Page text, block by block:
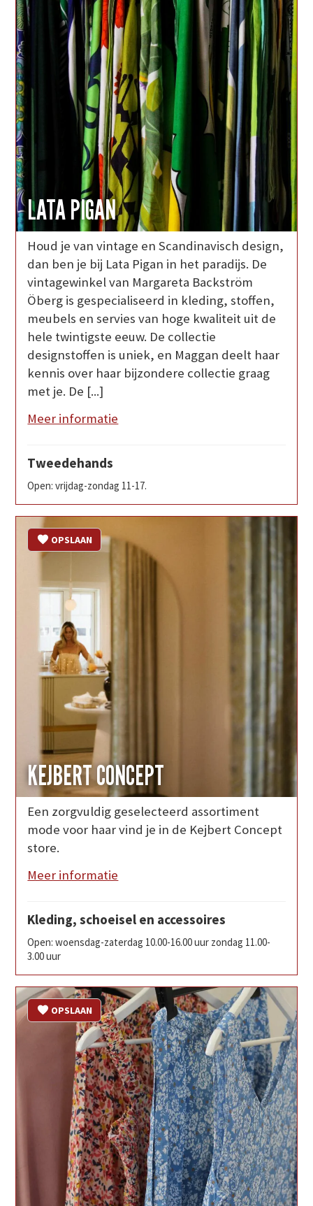
LATA PIGAN
Houd je van vintage en Scandinavisch design,
dan ben je bij Lata Pigan in het paradijs. De
vintagewinkel van Margareta Backström
Öberg is gespecialiseerd in kleding, stoffen,
meubels en servies van hoge kwaliteit uit de
hele twintigste eeuw. De collectie
designstoffen is uniek, en Maggan deelt haar
kennis over haar bijzondere collectie graag
met je. De [...]
Meer informatie
Tweedehands
Open: vrijdag-zondag 11-17.
KEJBERT CONCEPT
OPSLAAN
Een zorgvuldig geselecteerd assortiment
mode voor haar vind je in de Kejbert Concept
store.
Meer informatie
Kleding, schoeisel en accessoires
Open: woensdag-zaterdag 10.00-16.00 uur zondag 11.00-
3.00 uur
OPSLAAN